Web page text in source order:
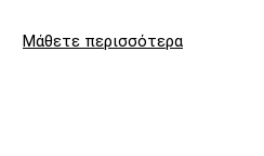
Μάθετε περισσότερα